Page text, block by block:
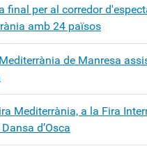
final per al corredor
amb 24 països
de Manresa
Mediterrània, a la Fira
d’Osca